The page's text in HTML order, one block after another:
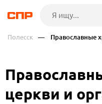
Полесск — Православные
церкви и